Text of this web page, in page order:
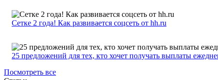
Сетке 2 года! Как развивается соцсеть от hh.ru
25 предложений для тех, кто хочет получать выплаты
Посмотреть все